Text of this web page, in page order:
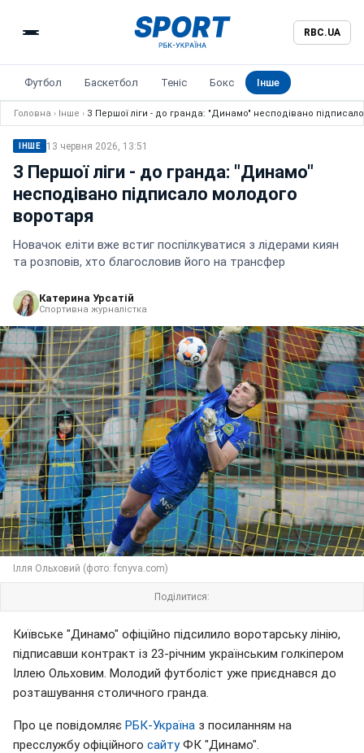
RBC.UA
Футбол Баскетбол Теніс Бокс Інше
Головна › Інше › З Першої ліги - до гранда: "Динамо" несподівано
ІНШЕ 13 червня 2026, 13:51
З Першої ліги - до гранда: "Динамо"
несподівано підписало молодого
воротаря
Новачок еліти вже встиг поспілкуватися з лідерами киян
та розповів, хто благословив його на трансфер
Катерина Урсатій
Спортивна журналістка
Ілля Ольховий (фото: fcnyva.com)
Поділитися:
Київське "Динамо" офіційно підсилило воротарську лінію,
підписавши контракт із 23-річним українським голкіпером
Іллею Ольховим. Молодий футболіст уже приєднався до
розташування столичного гранда.
Про це повідомляє РБК-Україна з посиланням на
пресслужбу офіційного сайтуФК "Динамо".